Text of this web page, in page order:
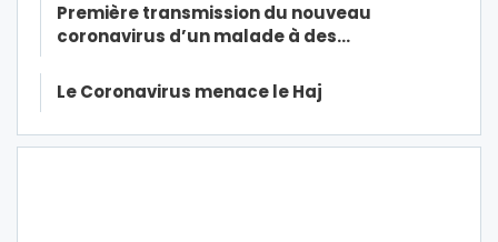
Première transmission du nouveau
coronavirus d’un malade à des…
Le Coronavirus menace le Haj